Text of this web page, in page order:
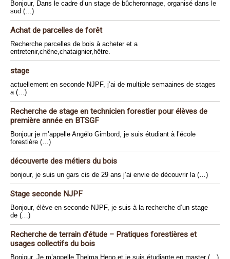
Bonjour, Dans le cadre d’un stage de bûcheronnage, organisé dans le
sud (…)
Achat de parcelles de forêt
Recherche parcelles de bois à acheter et a
entretenir,chêne,chataignier,hêtre.
stage
actuellement en seconde NJPF, j’ai de multiple semaaines de stages
a (…)
Recherche de stage en technicien forestier pour élèves de
première année en BTSGF
Bonjour je m’appelle Angélo Gimbord, je suis étudiant à l’école
forestière (…)
découverte des métiers du bois
bonjour, je suis un gars cis de 29 ans j’ai envie de découvrir la (…)
Stage seconde NJPF
Bonjour, élève en seconde NJPF, je suis à la recherche d’un stage
de (…)
Recherche de terrain d’étude – Pratiques forestières et
usages collectifs du bois
Bonjour, Je m’appelle Thelma Heno et je suis étudiante en master (…)